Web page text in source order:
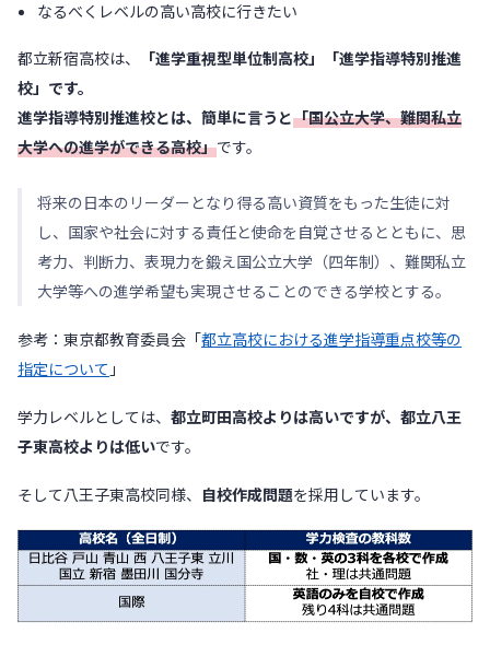
なるべくレベルの高い高校に行きたい
都立新宿高校は、
「進学重視型単位制高校」「進学指導特別推進
校」 です。
進学指導特別推進校とは、簡単に言うと「国公立大学、難関私立
大学への進学ができる高校」です。
将来の日本のリーダーとなり得る高い資質をもった生徒に対
し、国家や社会に対する責任と使命を自覚させるとともに、思
考力、判断力、表現力を鍛え国公立大学（四年制）、難関私立
大学等への進学希望も実現させることのできる学校とする。
参考：東京都教育委員会「都立高校における進学指導重点校等の
指定について 」
学力レベルとしては、 都立町田高校よりは高いですが、都立八王
子東高校よりは低いです。
そして八王子東高校同様、 自校作成問題を採用しています。